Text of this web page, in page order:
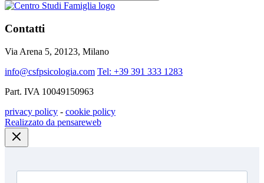
Contatti
Via Arena 5, 20123, Milano
info@csfpsicologia.com Tel: +39 391 333 1283
Part. IVA 10049150963
privacy policy - cookie policy
Realizzato da pensareweb